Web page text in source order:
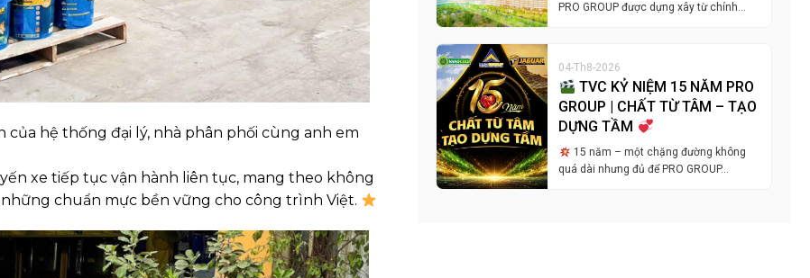
hệ thống đại lý, nhà phân phối cùng anh em
xe tiếp tục vận hành liên tục, mang theo không
chuẩn mực bền vững cho công trình Việt.
PRO GROUP được dựng xây từ chính…
04-Th8-2026
TVC KỶ NIỆM 15 NĂM PRO
GROUP | CHẤT TỪ TÂM – TẠO
DỰNG TẦM
15 năm – một chặng đường không
quá dài nhưng đủ để PRO GROUP…